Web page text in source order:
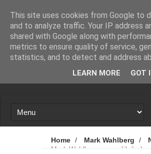
Loading...
Home / Mark Wahlberg /
Mark Wahlberg naznačil, že by
This site uses cookies from Google to
and to analyze traffic. Your IP address
shared with Google along with
metrics to ensure quality of service,
statistics, and to detect and address
LEARN MORE GOT